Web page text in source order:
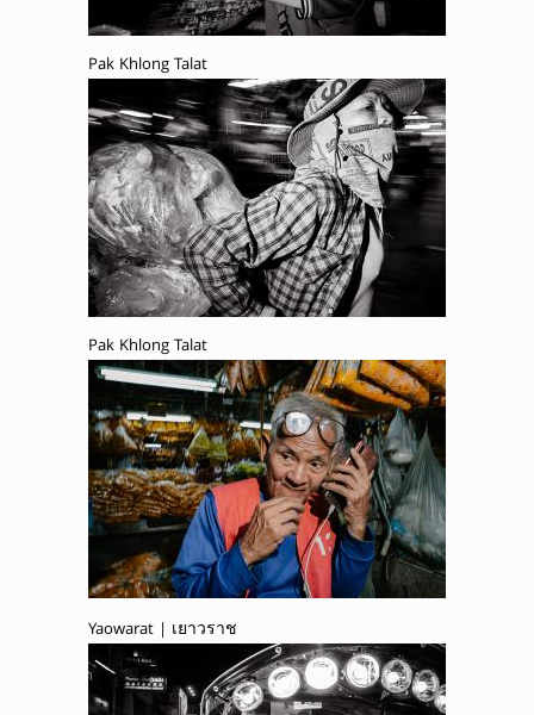
Pak Khlong Talat
Pak Khlong Talat
Yaowarat | เยาวราช